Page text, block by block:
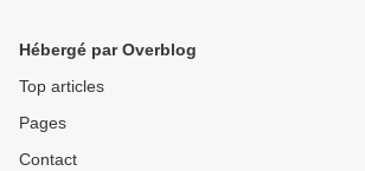
Hébergé par Overblog
Top articles
Pages
Contact